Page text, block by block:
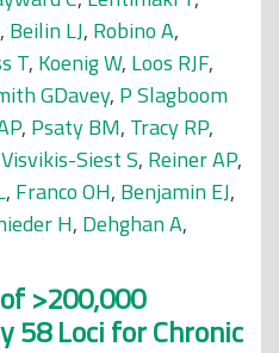
, Beilin LJ, Robino A,
T, Koenig W, Loos RJF,
GDavey, P Slagboom
, Psaty BM, Tracy RP,
Visvikis-Siest S, Reiner AP,
, Franco OH, Benjamin EJ,
H, Dehghan A,
>200,000
58 Loci for Chronic